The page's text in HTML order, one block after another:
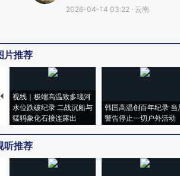
2026-04-14 03:22 · 云南
片推荐
视线｜极端高温致多瑙河
水位跌破纪录 二战沉船与
猛犸象化石接连露出
韩国高温创百年纪录 当
警告停止一切户外活动
听推荐